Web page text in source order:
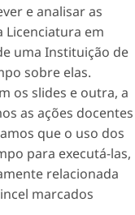
e analisar as
Licenciatura em
uma Instituição de
sobre elas.
os slides e outra, a
as ações docentes
que o uso dos
para executá-las,
relacionada
marcados